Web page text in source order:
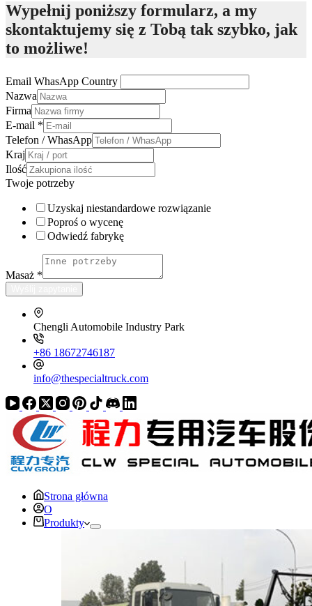
Wypełnij poniższy formularz, a my
skontaktujemy się z Tobą tak szybko, jak
to możliwe!
Email WhasApp Country
Nazwa
Firma
E-mail *
Telefon / WhasApp
Kraj
Ilość
Twoje potrzeby
Uzyskaj niestandardowe rozwiązanie
Poproś o wycenę
Odwiedź fabrykę
Masaż *
Chengli Automobile Industry Park
+86 18672746187
info@thespecialtruck.com
Strona główna
O
Produkty